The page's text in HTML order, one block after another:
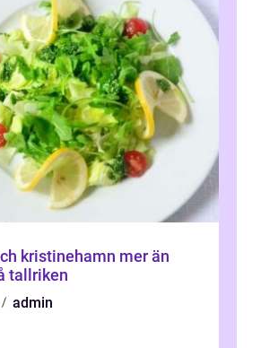
mer än
tallriken
admin